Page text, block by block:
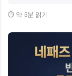
⏱️ 약 5분 읽기